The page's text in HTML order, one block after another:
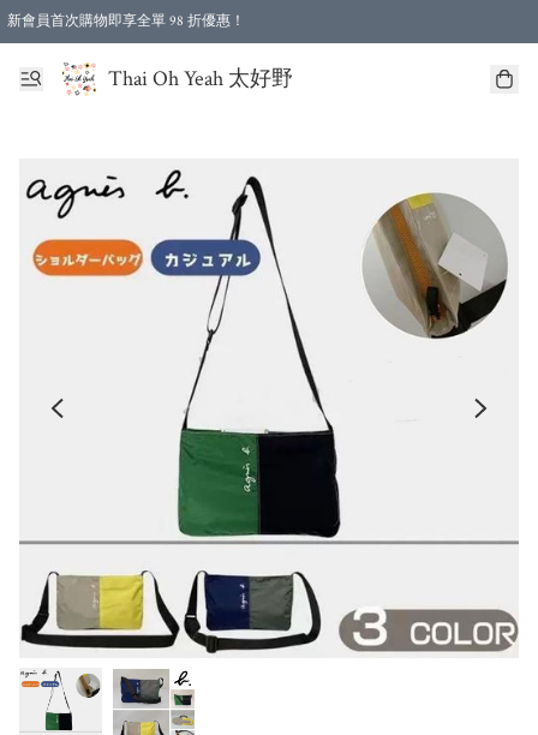
新會員首次購物即享全單 98 折優惠！
特選會員可享全單低至 96 折優惠！
Thai Oh Yeah 太好野